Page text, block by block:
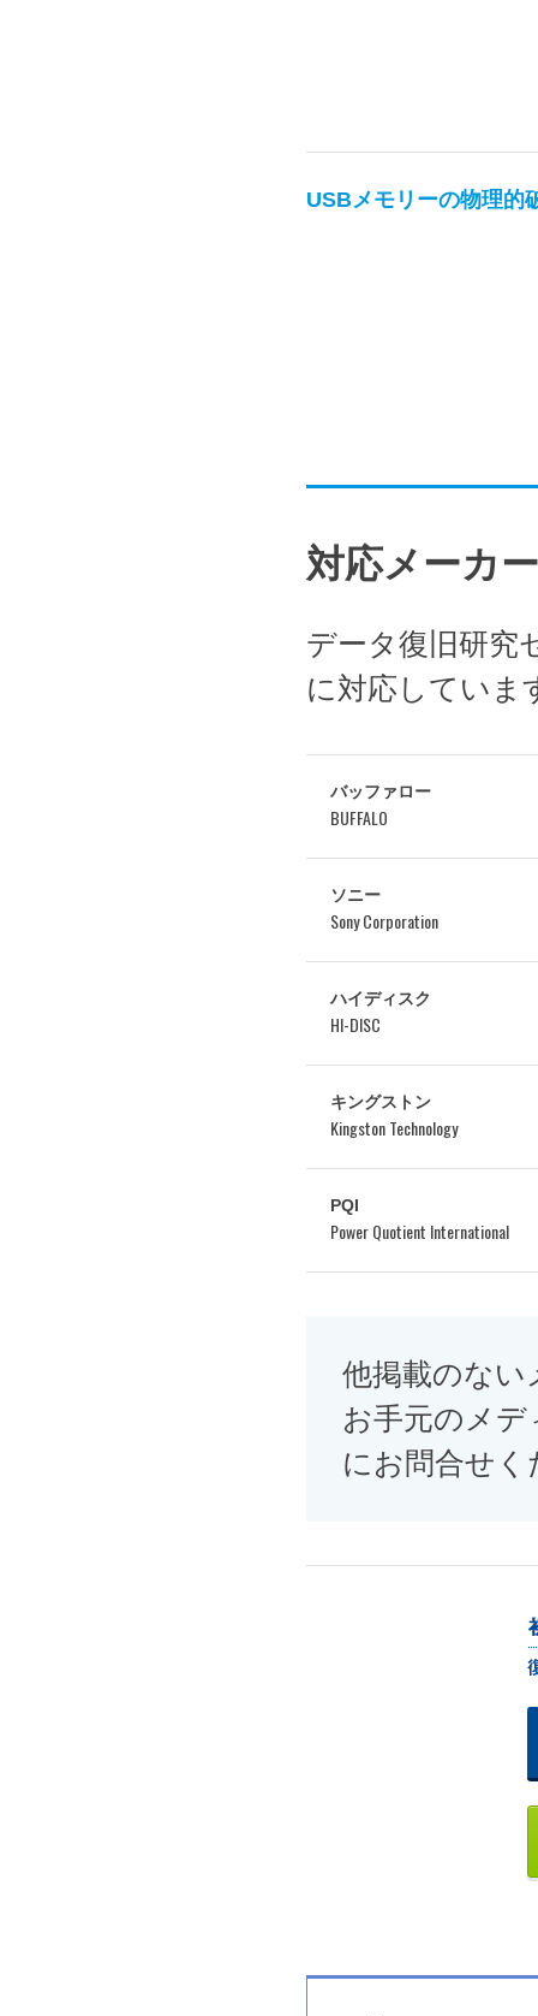
USBメモリーの物理的
対応メーカー
データ復旧研究
に対応していま
バッファロー
BUFFALO
ソニー
Sony Corporation
ハイディスク
HI-DISC
キングストン
Kingston Technology
PQI
Power Quotient International
他掲載のない
お手元のメ
にお問合せく